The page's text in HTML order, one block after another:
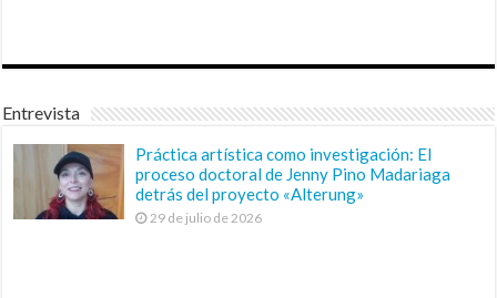
Entrevista
Práctica artística como investigación: El
proceso doctoral de Jenny Pino Madariaga
detrás del proyecto «Alterung»
29 de julio de 2026